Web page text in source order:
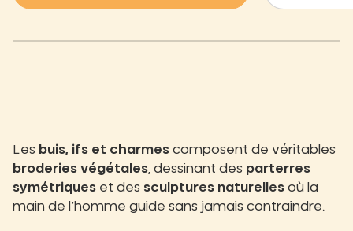
Les buis, ifs et charmes composent de véritables
broderies végétales, dessinant des parterres
symétriques et des sculptures naturelles où la
main de l’homme guide sans jamais contraindre.